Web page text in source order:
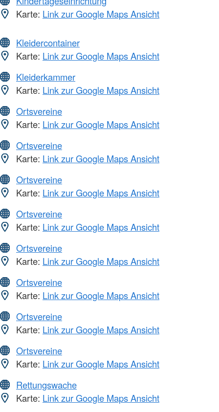
Karte: Link zur Google Maps Ansicht
Kleidercontainer
Karte: Link zur Google Maps Ansicht
Kleiderkammer
Karte: Link zur Google Maps Ansicht
Ortsvereine
Karte: Link zur Google Maps Ansicht
Ortsvereine
Karte: Link zur Google Maps Ansicht
Ortsvereine
Karte: Link zur Google Maps Ansicht
Ortsvereine
Karte: Link zur Google Maps Ansicht
Ortsvereine
Karte: Link zur Google Maps Ansicht
Ortsvereine
Karte: Link zur Google Maps Ansicht
Ortsvereine
Karte: Link zur Google Maps Ansicht
Ortsvereine
Karte: Link zur Google Maps Ansicht
Rettungswache
Karte: Link zur Google Maps Ansicht